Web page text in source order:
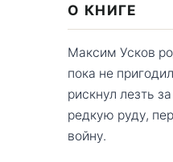
О КНИГЕ
Максим Усков
пока не
рискнул лезть
редкую руду,
войну.